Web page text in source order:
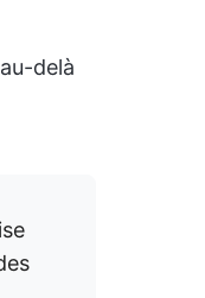
delà